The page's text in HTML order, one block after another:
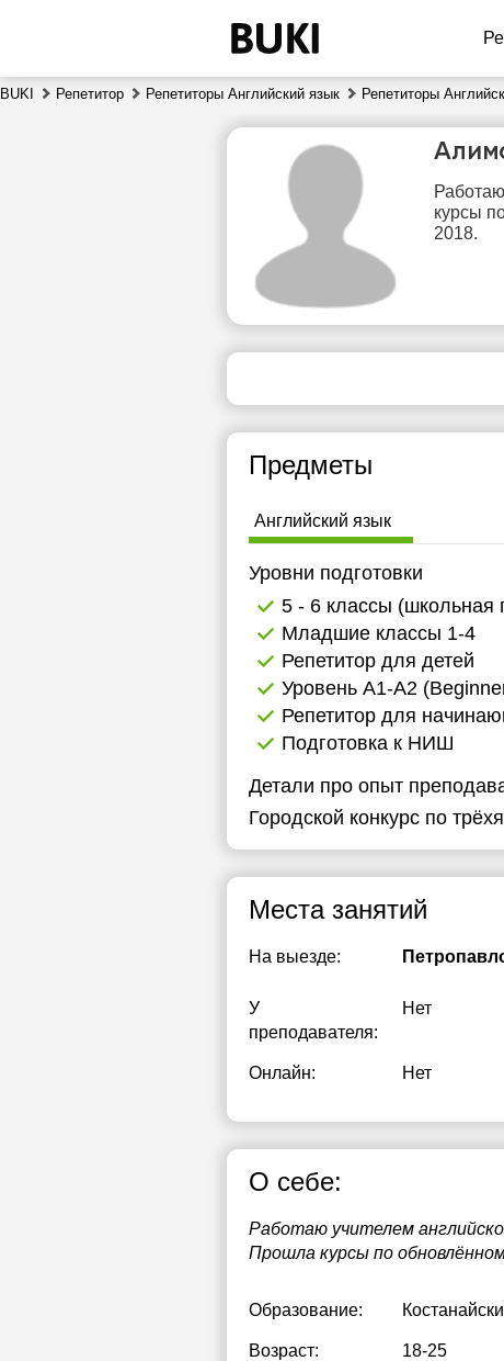
BUKI Репетитор Репетиторы Английский язык Репетиторы
курсы
2018.
Предметы
Английский язык
Уровни подготовки
5 - 6 классы (школьная
Младшие классы 1-4
Репетитор для детей
Уровень А1-А2
Репетитор для
Подготовка к НИШ
Детали про опыт
Городской конкурс по
Места занятий
На выезде:
У
преподавателя:
Нет
Онлайн: Нет
О себе:
Работаю учителем
Прошла курсы по
Образование:
Возраст: 18-25
чт
6
7
свободных